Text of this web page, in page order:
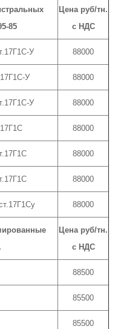
85
Цена руб/тн.
с НДС
У 88000
У 88000
У 88000
88000
88000
88000
88000
Цена руб/тн.
с НДС
88500
85500
85500